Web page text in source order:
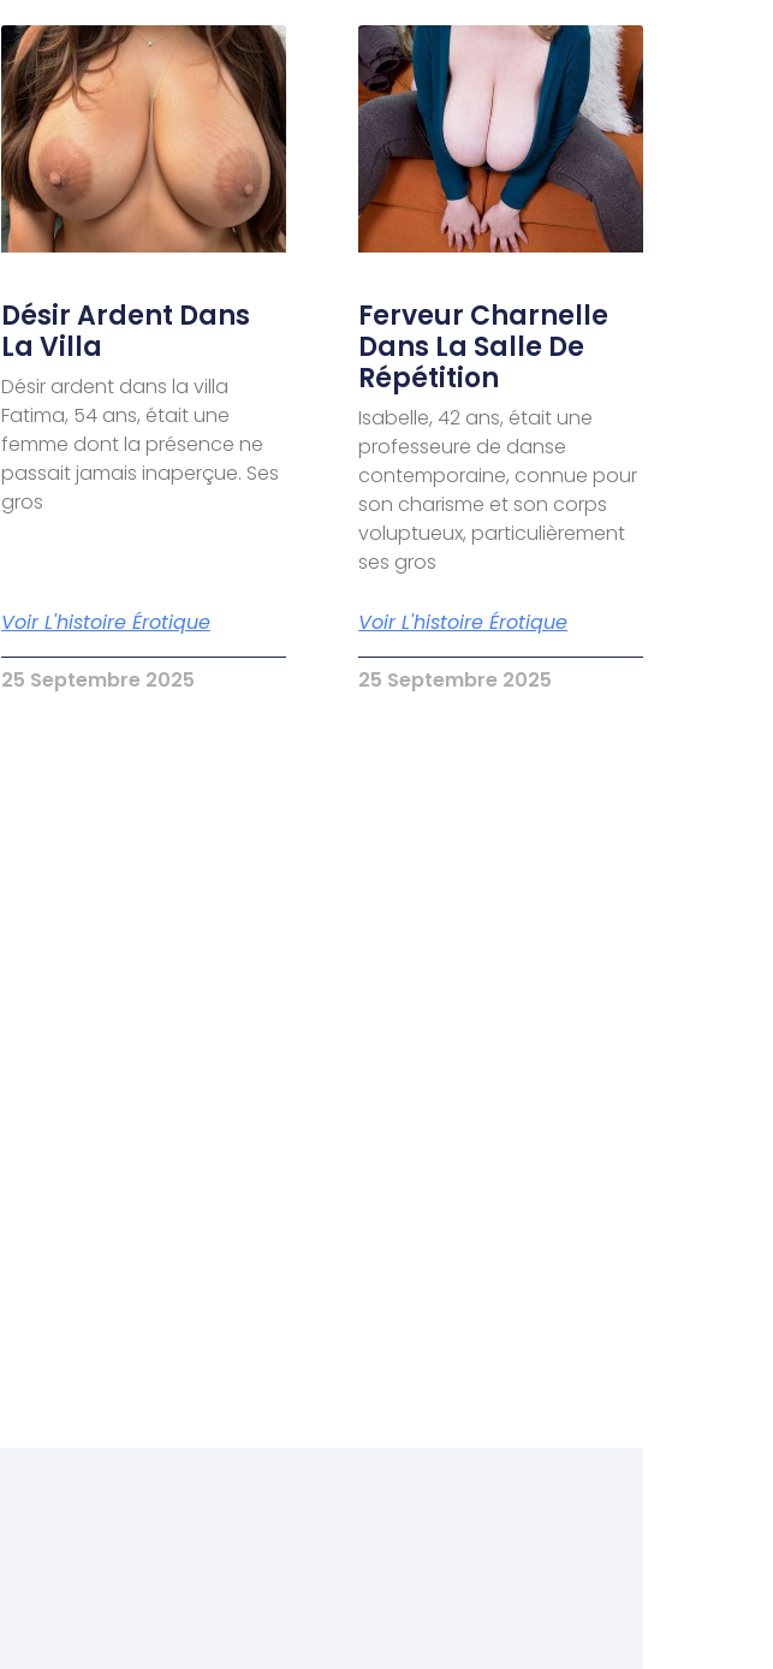
Désir Ardent Dans
La Villa
Désir ardent dans la villa
Fatima, 54 ans, était une
femme dont la présence ne
passait jamais inaperçue. Ses
gros
Voir L'histoire Érotique
25 Septembre 2025
Ferveur Charnelle
Dans La Salle De
Répétition
Isabelle, 42 ans, était une
professeure de danse
contemporaine, connue pour
son charisme et son corps
voluptueux, particulièrement
ses gros
Voir L'histoire Érotique
25 Septembre 2025